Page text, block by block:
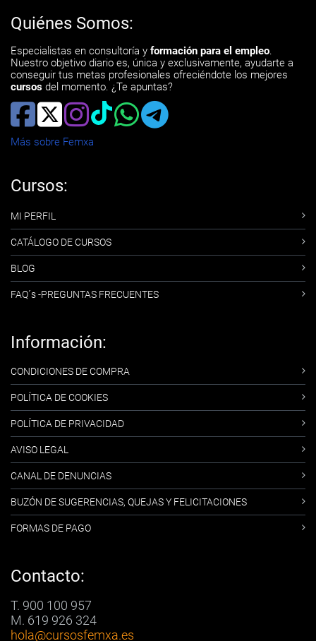
Quiénes Somos:
Especialistas en consultoría y formación para el empleo.
Nuestro objetivo diario es, única y exclusivamente, ayudarte a
conseguir tus metas profesionales ofreciéndote los mejores
cursos del momento. ¿Te apuntas?
Más sobre Femxa
Cursos:
MI PERFIL
CATÁLOGO DE CURSOS
BLOG
FAQ´s -PREGUNTAS FRECUENTES
Información:
CONDICIONES DE COMPRA
POLÍTICA DE COOKIES
POLÍTICA DE PRIVACIDAD
AVISO LEGAL
CANAL DE DENUNCIAS
BUZÓN DE SUGERENCIAS, QUEJAS Y FELICITACIONES
FORMAS DE PAGO
Contacto:
T. 900 100 957
M. 619 926 324
hola@cursosfemxa.es